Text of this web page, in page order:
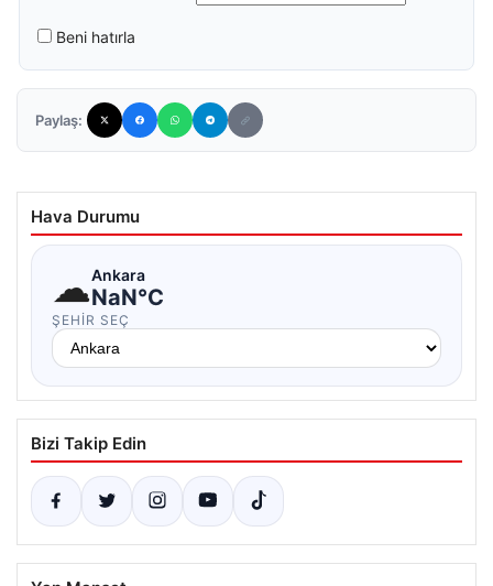
Beni hatırla
Paylaş:
Hava Durumu
☁Ankara
NaN°C
ŞEHIR SEÇ
Bizi Takip Edin